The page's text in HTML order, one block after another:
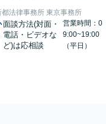
法律事務所 東京事務所
面談方法(対面・
電話・ビデオな
ど)は応相談
営業時間：0
9:00~19:00
（平日）